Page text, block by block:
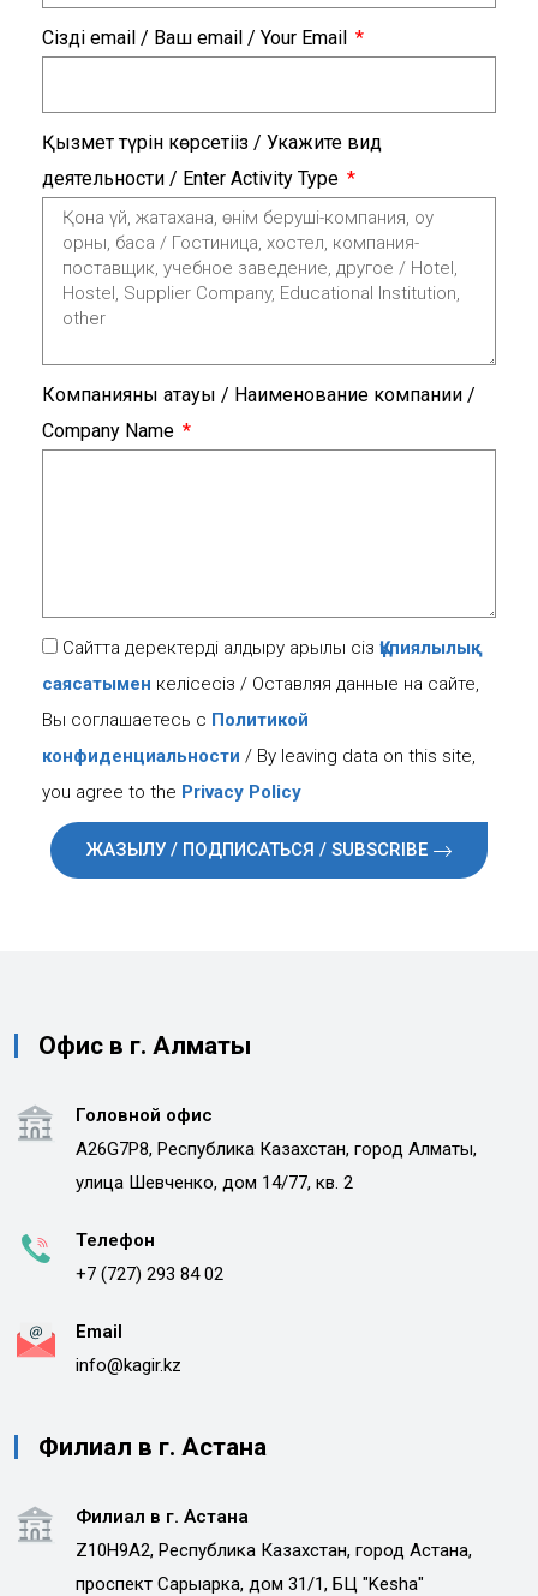
Сіздің email / Ваш email / Your Email
Қызмет түрін көрсетіңіз / Укажите вид
деятельности / Enter Activity Type
Компанияның атауы / Наименование компании /
Company Name
Сайтта деректерді қалдыру арқылы сіз Құпиялылық
саясатымен келісесіз / Оставляя данные на сайте,
Вы соглашаетесь с Политикой
конфиденциальности / By leaving data on this site,
you agree to the Privacy Policy
ЖАЗЫЛУ / ПОДПИСАТЬСЯ / SUBSCRIBE
Офис в г. Алматы
Головной офис
A26G7P8, Республика Казахстан, город Алматы,
улица Шевченко, дом 14/77, кв. 2
Телефон
+7 (727) 293 84 02
Email
info@kagir.kz
Филиал в г. Астана
Филиал в г. Астана
Z10H9A2, Республика Казахстан, город Астана,
проспект Сарыарка, дом 31/1, БЦ "Kesha"